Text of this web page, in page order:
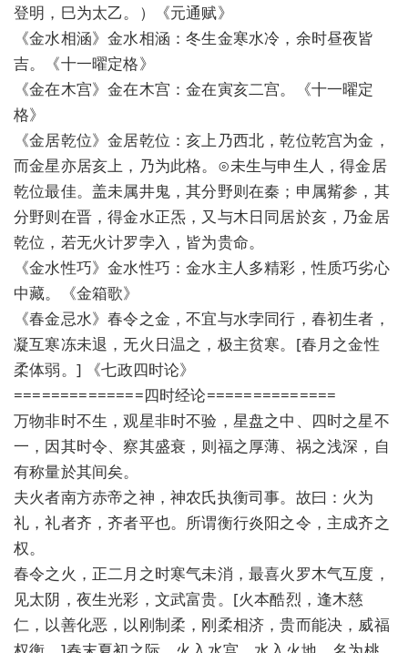
登明，巳为太乙。）《元通赋》
《金水相涵》金水相涵：冬生金寒水冷，余时昼夜皆
吉。《十一曜定格》
《金在木宫》金在木宫：金在寅亥二宫。《十一曜定
格》
《金居乾位》金居乾位：亥上乃西北，乾位乾宫为金，
而金星亦居亥上，乃为此格。⊙未生与申生人，得金居
乾位最佳。盖未属井鬼，其分野则在秦；申属觜参，其
分野则在晋，得金水正炁，又与木日同居於亥，乃金居
乾位，若无火计罗孛入，皆为贵命。
《金水性巧》金水性巧：金水主人多精彩，性质巧劣心
中藏。《金箱歌》
《春金忌水》春令之金，不宜与水孛同行，春初生者，
凝互寒冻未退，无火日温之，极主贫寒。[春月之金性
柔体弱。] 《七政四时论》
==============四时经论==============
万物非时不生，观星非时不验，星盘之中、四时之星不
一，因其时令、察其盛衰，则福之厚薄、祸之浅深，自
有称量於其间矣。
夫火者南方赤帝之神，神农氏执衡司事。故曰：火为
礼，礼者齐，齐者平也。所谓衡行炎阳之令，主成齐之
权。
春令之火，正二月之时寒气未消，最喜火罗木气互度，
见太阴，夜生光彩，文武富贵。[火本酷烈，逢木慈
仁，以善化恶，以刚制柔，刚柔相济，贵而能决，威福